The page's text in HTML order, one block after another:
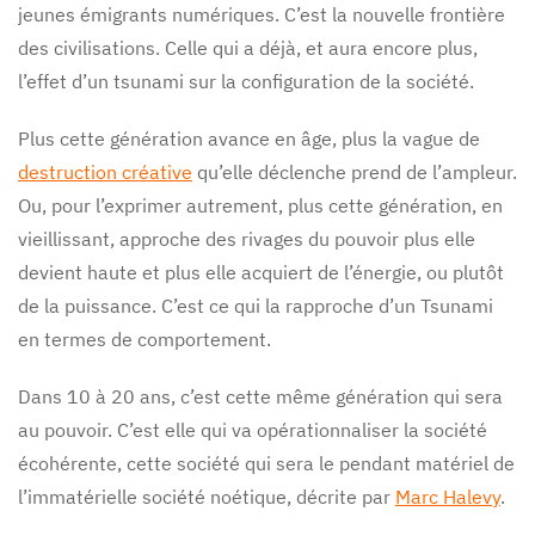
jeunes émigrants numériques. C’est la nouvelle frontière
des civilisations. Celle qui a déjà, et aura encore plus,
l’effet d’un tsunami sur la configuration de la société.
Plus cette génération avance en âge, plus la vague de
destruction créative qu’elle déclenche prend de l’ampleur.
Ou, pour l’exprimer autrement, plus cette génération, en
vieillissant, approche des rivages du pouvoir plus elle
devient haute et plus elle acquiert de l’énergie, ou plutôt
de la puissance. C’est ce qui la rapproche d’un Tsunami
en termes de comportement.
Dans 10 à 20 ans, c’est cette même génération qui sera
au pouvoir. C’est elle qui va opérationnaliser la société
écohérente, cette société qui sera le pendant matériel de
l’immatérielle société noétique, décrite par Marc Halevy.